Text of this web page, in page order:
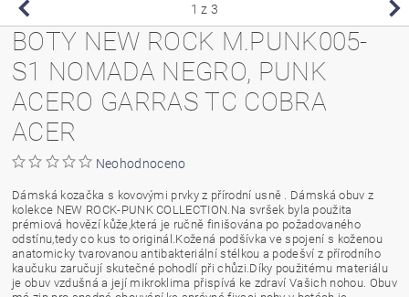
1 z 3
BOTY NEW ROCK M.PUNK005-
S1 NOMADA NEGRO, PUNK
ACERO GARRAS TC COBRA
ACER
Neohodnoceno
Dámská kozačka s kovovými prvky z přírodní usně . Dámská obuv z
kolekce NEW ROCK-PUNK COLLECTION.Na svršek byla použita
prémiová hovězí kůže,která je ručně finišována po požadovaného
odstínu,tedy co kus to originál.Kožená podšívka ve spojení s koženou
anatomicky tvarovanou antibakteriální stélkou a podešví z přírodního
kaučuku zaručují skutečné pohodlí při chůzi.Díky použitému materiálu
je obuv vzdušná a její mikroklima přispívá ke zdraví Vašich nohou. Obuv